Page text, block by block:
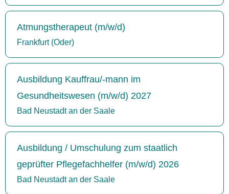
Atmungstherapeut (m/w/d)
Frankfurt (Oder)
Ausbildung Kauffrau/-mann im
Gesundheitswesen (m/w/d) 2027
Bad Neustadt an der Saale
Ausbildung / Umschulung zum staatlich
geprüfter Pflegefachhelfer (m/w/d) 2026
Bad Neustadt an der Saale